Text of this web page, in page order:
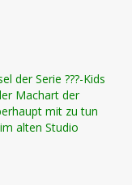
der Serie ???-Kids
Machart der
mit zu tun
alten Studio